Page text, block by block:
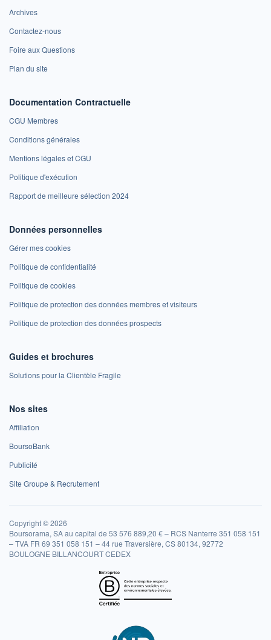
Archives
Contactez-nous
Foire aux Questions
Plan du site
Documentation Contractuelle
CGU Membres
Conditions générales
Mentions légales et CGU
Politique d'exécution
Rapport de meilleure sélection 2024
Données personnelles
Gérer mes cookies
Politique de confidentialité
Politique de cookies
Politique de protection des données membres et visiteurs
Politique de protection des données prospects
Guides et brochures
Solutions pour la Clientèle Fragile
Nos sites
Affiliation
BoursoBank
Publicité
Site Groupe & Recrutement
Copyright © 2026
Boursorama, SA au capital de 53 576 889,20 € – RCS Nanterre 351 058 151
– TVA FR 69 351 058 151 – 44 rue Traversière, CS 80134, 92772
BOULOGNE BILLANCOURT CEDEX